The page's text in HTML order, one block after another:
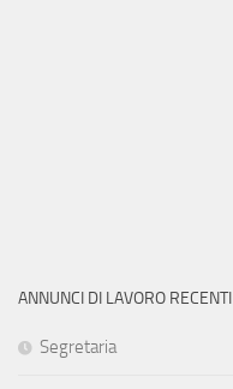
ANNUNCI DI LAVORO RECENTI
Segretaria